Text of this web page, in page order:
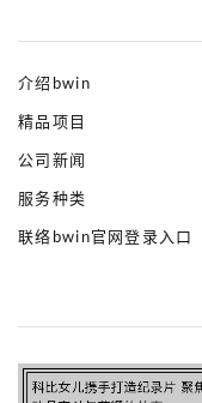
介绍bwin
精品项目
公司新闻
服务种类
联络bwin官网登录入口